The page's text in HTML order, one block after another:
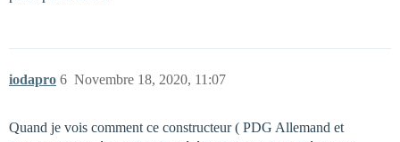
iodapro Novembre 18, 2020, 11:07
6
Quand je vois comment ce constructeur ( PDG Allemand et